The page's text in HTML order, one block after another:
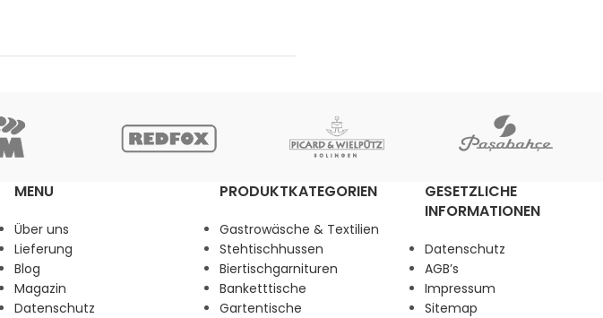
MENU
Über uns
Lieferung
Blog
Magazin
Datenschutz
PRODUKTKATEGORIEN
Gastrowäsche & Textilien
Stehtischhussen
Biertischgarnituren
Banketttische
Gartentische
GESETZLICHE
INFORMATIONEN
Datenschutz
AGB’s
Impressum
Sitemap